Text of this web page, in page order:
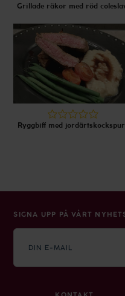
Grillade räkor med röd
Ryggbiff med
SIGNA UPP PÅ VÅRT
mail